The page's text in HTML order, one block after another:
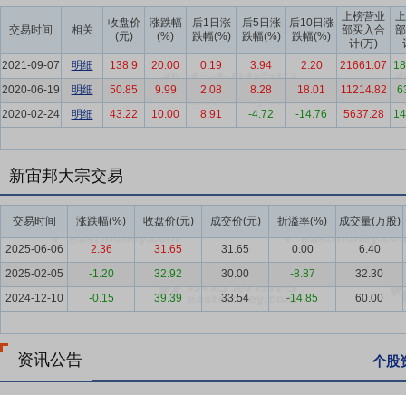
顺利通过客户认证。
电子信息化学品行业
电容化学品市场处于相对成熟的阶段
范、合规经营的企业市场竞争优势愈加明显，没有严谨的品质保障体
入，以及对电子元器件的需求进一步增加、品质要求进一步提升，特
势复杂，国内电容化学品行业对于化学材料的技术升级需求愈发强烈
发展仍然以技术驱动为核心，具备一站式解决方案输出能力、完备的
将愈发明显。
要点7：技术研发优势
业联合会技术发明一等奖”“国家专利优秀奖”“广东省科技进步奖二等奖
科技奖项以及“国家知识产权优势企业”“广东省知识产权示范企业”“深
要点8：客户与品牌优势
新宙邦以解决行业重大问题为己任，始终坚
续的技术创新与高端市场定位”双轮驱动，依靠公司的技术创新优势
新宙邦专业、创新、守信的良好品牌形象。
经营理念，并将全球布局、技术创新及提供定制化解决方案作为公司
要点10：运营管理优势
公司持续深化实施数字化转型战略，在报告
交易时间 相关
收盘价
(元)
涨跌幅
(%)
后1日涨
跌幅(%)
后5日涨
跌幅(%)
后10日涨
跌幅(%)
上榜营业
部买入合
计(万)
2021-09-07
明细 138.9 20.00 0.19 3.94 2.20 21661.07
2020-06-19
明细 50.85 9.99 2.08 8.28 18.01 11214.82
2020-02-24
明细 43.22 10.00 8.91 -4.72 -14.76 5637.28
新宙邦大宗交易
交易时间 涨跌幅(%) 收盘价(元) 成交价(元) 折溢率(%) 成交量(万股)
2025-06-06 2.36 31.65 31.65 0.00
6.40
2025-02-05
-1.20 32.92 30.00 -8.87
32.30
2024-12-10
-0.15 39.39 33.54 -14.85 60.00
资讯公告 个股